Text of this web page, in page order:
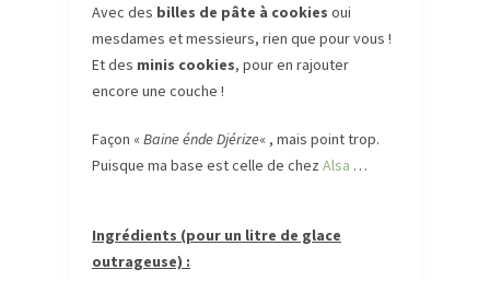
Avec des billes de pâte à cookies oui
mesdames et messieurs, rien que pour vous !
Et des minis cookies, pour en rajouter
encore une couche !
Façon «Baine énde Djérize« , mais point trop.
Puisque ma base est celle de chez Alsa …
Ingrédients (pour un litre de glace
outrageuse) :